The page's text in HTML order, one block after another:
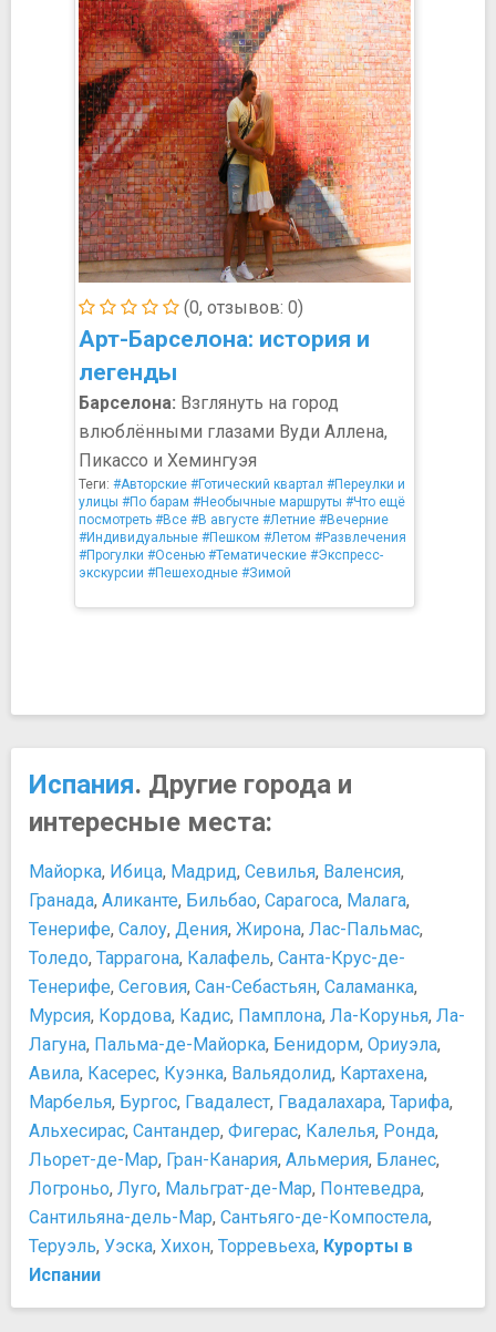
(0, отзывов: 0)
Арт-Барселона: история и
легенды
Барселона: Взглянуть на город
влюблёнными глазами Вуди Аллена,
Пикассо и Хемингуэя
Теги: #Авторские #Готический квартал #Переулки и
улицы #По барам #Необычные маршруты #Что ещё
посмотреть #Все #В августе #Летние #Вечерние
#Индивидуальные #Пешком #Летом #Развлечения
#Прогулки #Осенью #Тематические #Экспресс-
экскурсии #Пешеходные #Зимой
Испания. Другие города и
интересные места:
Майорка, Ибица, Мадрид, Севилья, Валенсия,
Гранада, Аликанте, Бильбао, Сарагоса, Малага,
Тенерифе, Салоу, Дения, Жирона, Лас-Пальмас,
Толедо, Таррагона, Калафель, Санта-Крус-де-
Тенерифе, Сеговия, Сан-Себастьян, Саламанка,
Мурсия, Кордова, Кадис, Памплона, Ла-Корунья, Ла-
Лагуна, Пальма-де-Майорка, Бенидорм, Ориуэла,
Авила, Касерес, Куэнка, Вальядолид, Картахена,
Марбелья, Бургос, Гвадалест, Гвадалахара, Тарифа,
Альхесирас, Сантандер, Фигерас, Калелья, Ронда,
Льорет-де-Мар, Гран-Канария, Альмерия, Бланес,
Логроньо, Луго, Мальграт-де-Мар, Понтеведра,
Сантильяна-дель-Мар, Сантьяго-де-Компостела,
Теруэль, Уэска, Хихон, Торревьеха, Курорты в
Испании